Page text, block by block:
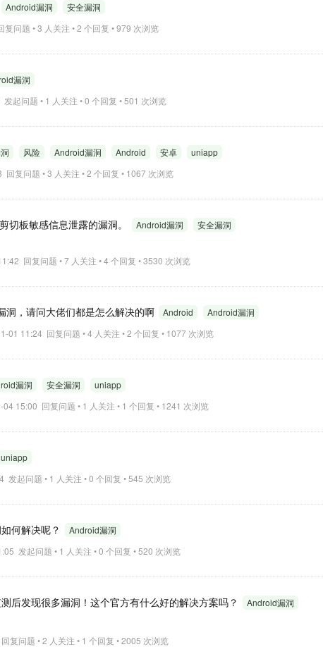
Android漏洞
安全漏洞
问题 • 3 人关注 • 2 个回复 • 979 次浏览
漏洞
起问题 • 1 人关注 • 0 个回复 • 501 次浏览
风险 Android漏洞 Android 安卓
uniapp
复问题 • 3 人关注 • 2 个回复 • 1067 次浏览
切板敏感信息泄露的漏洞。 Android漏洞
安全漏洞
回复问题 • 7 人关注 • 4 个回复 • 3530 次浏览
洞，请问大佬们都是怎么解决的啊 Android
Android漏洞
01 11:24 回复问题 • 4 人关注 • 2 个回复 • 1077 次浏览
漏洞 安全漏洞
uniapp
15:00 回复问题 • 1 人关注 • 1 个回复 • 1241 次浏览
uniapp
发起问题 • 1 人关注 • 0 个回复 • 545 次浏览
何解决呢？
Android漏洞
发起问题 • 1 人关注 • 0 个回复 • 520 次浏览
后发现很多漏洞！这个官方有什么好的解决方案吗？
Android漏洞
复问题 • 2 人关注 • 1 个回复 • 2005 次浏览